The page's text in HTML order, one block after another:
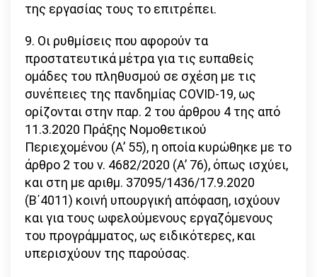
της εργασίας τους το επιτρέπει.
9. Οι ρυθμίσεις που αφορούν τα
προστατευτικά μέτρα για τις ευπαθείς
ομάδες του πληθυσμού σε σχέση με τις
συνέπειες της πανδημίας COVID-19, ως
ορίζονται στην παρ. 2 του άρθρου 4 της από
11.3.2020 Πράξης Νομοθετικού
Περιεχομένου (Α’ 55), η οποία κυρώθηκε με το
άρθρο 2 του ν. 4682/2020 (Α’ 76), όπως ισχύει,
και στη με αριθμ. 37095/1436/17.9.2020
(Β΄4011) κοινή υπουργική απόφαση, ισχύουν
και για τους ωφελούμενους εργαζόμενους
του προγράμματος, ως ειδικότερες, και
υπερισχύουν της παρούσας.